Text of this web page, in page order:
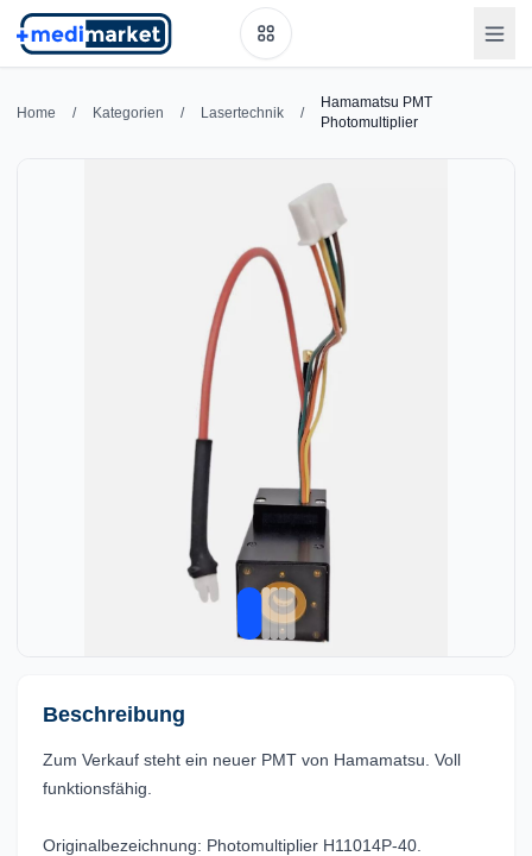
Home / Kategorien / Lasertechnik /
Hamamatsu PMT
Photomultiplier
Beschreibung
Zum Verkauf steht ein neuer PMT von Hamamatsu. Voll
funktionsfähig.
Originalbezeichnung: Photomultiplier H11014P-40.